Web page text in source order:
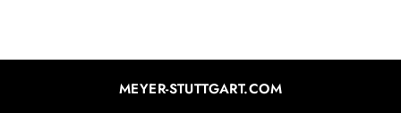
MEYER-STUTTGART.COM